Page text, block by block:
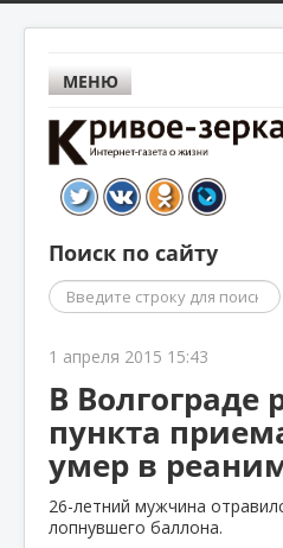
МЕНЮ
Поиск по сайту
Поиск
1 апреля 2015 15:43
В Волгограде
пункта
умер в
26-летний мужчина
лопнувшего баллона.